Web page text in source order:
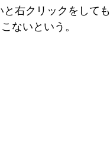
右クリックをしても
ないという。